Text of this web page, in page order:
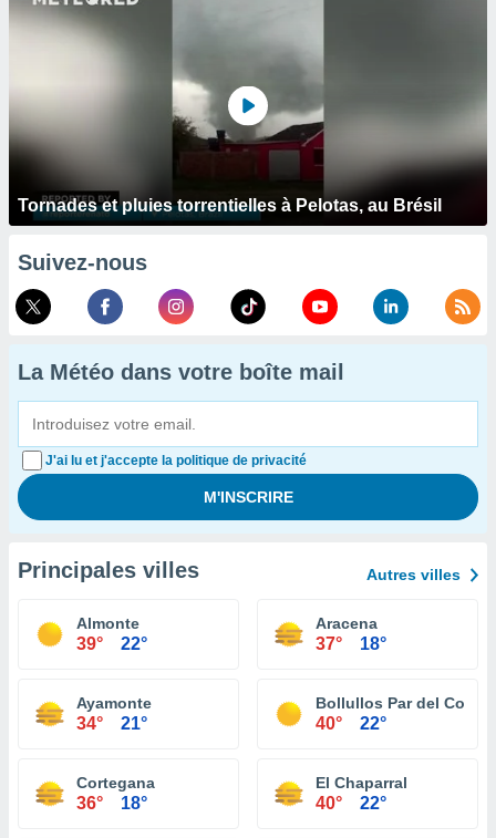
Tornades et pluies torrentielles à Pelotas, au Brésil
Suivez-nous
La Météo dans votre boîte mail
J'ai lu et j'accepte la politique de privacité
Principales villes Autres villes
Almonte
39° 22°
Aracena
37° 18°
Ayamonte
34° 21°
Bollullos Par del
40° 22°
Cortegana
36° 18°
El Chaparral
40° 22°